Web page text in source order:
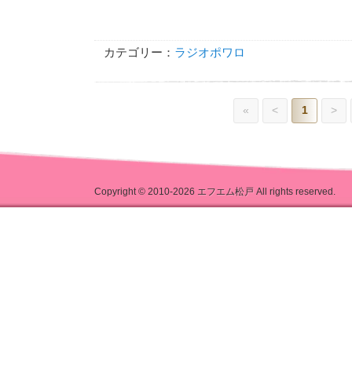
カテゴリー： ラジオポワロ
« < 1 >
Copyright © 2010-2026 エフエム松戸 All rights reserved.